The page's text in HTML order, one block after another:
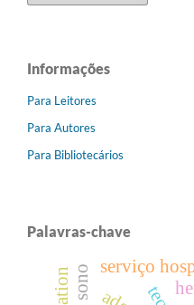
Informações
Para Leitores
Para Autores
Para Bibliotecários
Palavras-chave
serviço